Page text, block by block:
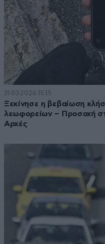
31·03·2026 15:15
Ξεκίνησε η βεβαίωση
λεωφορείων – Προσοχή
Αρχές